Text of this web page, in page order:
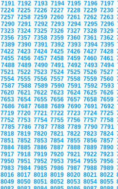
7191 7192 7193 7194 7195 7196 7197
7224 7225 7226 7227 7228 7229 7230
7257 7258 7259 7260 7261 7262 7263
7290 7291 7292 7293 7294 7295 7296
7323 7324 7325 7326 7327 7328 7329
7356 7357 7358 7359 7360 7361 7362
7389 7390 7391 7392 7393 7394 7395
7422 7423 7424 7425 7426 7427 7428
7455 7456 7457 7458 7459 7460 7461
7488 7489 7490 7491 7492 7493 7494
7521 7522 7523 7524 7525 7526 7527
7554 7555 7556 7557 7558 7559 7560
7587 7588 7589 7590 7591 7592 7593
7620 7621 7622 7623 7624 7625 7626
7653 7654 7655 7656 7657 7658 7659
7686 7687 7688 7689 7690 7691 7692
7719 7720 7721 7722 7723 7724 7725
7752 7753 7754 7755 7756 7757 7758
7785 7786 7787 7788 7789 7790 7791
7818 7819 7820 7821 7822 7823 7824
7851 7852 7853 7854 7855 7856 7857
7884 7885 7886 7887 7888 7889 7890
7917 7918 7919 7920 7921 7922 7923
7950 7951 7952 7953 7954 7955 7956
7983 7984 7985 7986 7987 7988 7989
8016 8017 8018 8019 8020 8021 8022
8049 8050 8051 8052 8053 8054 8055